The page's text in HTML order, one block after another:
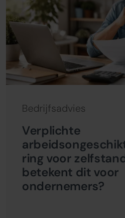
Bedrijfsadvies
Verplichte
ring voor
betekent dit voor
ondernemers?